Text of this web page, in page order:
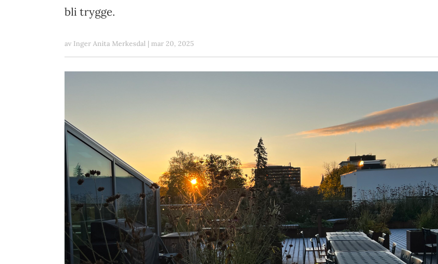
bli trygge.
av Inger Anita Merkesdal | mar 20, 2025